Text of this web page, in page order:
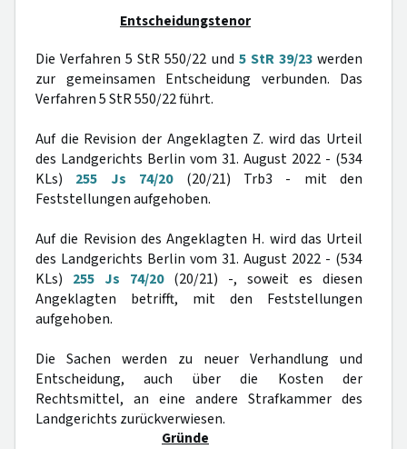
Entscheidungstenor
Die Verfahren 5 StR 550/22 und 5 StR 39/23werden
zur gemeinsamen Entscheidung verbunden. Das
Verfahren 5 StR 550/22 führt.
Auf die Revision der Angeklagten Z. wird das Urteil
des Landgerichts Berlin vom 31. August 2022 - (534
KLs) 255 Js 74/20(20/21) Trb3 - mit den
Feststellungen aufgehoben.
Auf die Revision des Angeklagten H. wird das Urteil
des Landgerichts Berlin vom 31. August 2022 - (534
KLs) 255 Js 74/20(20/21) -, soweit es diesen
Angeklagten betrifft, mit den Feststellungen
aufgehoben.
Die Sachen werden zu neuer Verhandlung und
Entscheidung, auch über die Kosten der
Rechtsmittel, an eine andere Strafkammer des
Landgerichts zurückverwiesen.
Gründe